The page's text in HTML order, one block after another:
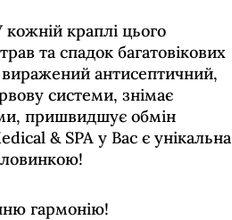
краплі цього
та спадок багатовікових
антисептичний,
системи, знімає
пришвидшує обмін
& SPA у Вас є унікальна
гармонію!